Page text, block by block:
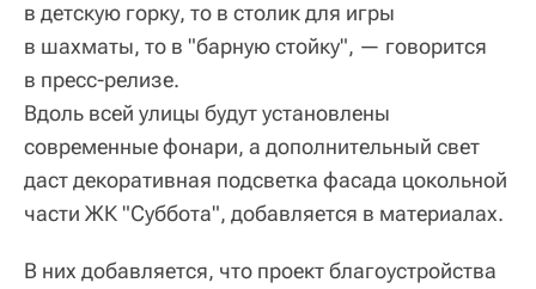
в детскую горку, то в столик для игры
в шахматы, то в "барную стойку", — говорится
в пресс-релизе.
Вдоль всей улицы будут установлены
современные фонари, а дополнительный свет
даст декоративная подсветка фасада цокольной
части ЖК "Суббота", добавляется в материалах.
В них добавляется, что проект благоустройства